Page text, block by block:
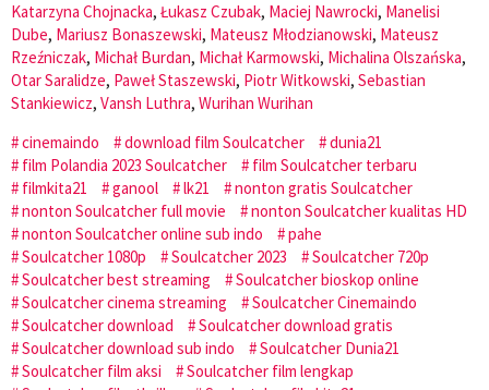
Katarzyna Chojnacka, Łukasz Czubak, Maciej Nawrocki, Manelisi
Dube, Mariusz Bonaszewski, Mateusz Młodzianowski, Mateusz
Rzeźniczak, Michał Burdan, Michał Karmowski, Michalina Olszańska,
Otar Saralidze, Paweł Staszewski, Piotr Witkowski, Sebastian
Stankiewicz, Vansh Luthra, Wurihan Wurihan
cinemaindo
download film Soulcatcher
dunia21
film Polandia 2023 Soulcatcher
film Soulcatcher terbaru
filmkita21
ganool lk21
nonton gratis Soulcatcher
nonton Soulcatcher full movie
nonton Soulcatcher kualitas HD
nonton Soulcatcher online sub indo
pahe
Soulcatcher 1080p
Soulcatcher 2023
Soulcatcher 720p
Soulcatcher best streaming
Soulcatcher bioskop online
Soulcatcher cinema streaming
Soulcatcher Cinemaindo
Soulcatcher download
Soulcatcher download gratis
Soulcatcher download sub indo
Soulcatcher Dunia21
Soulcatcher film aksi
Soulcatcher film lengkap